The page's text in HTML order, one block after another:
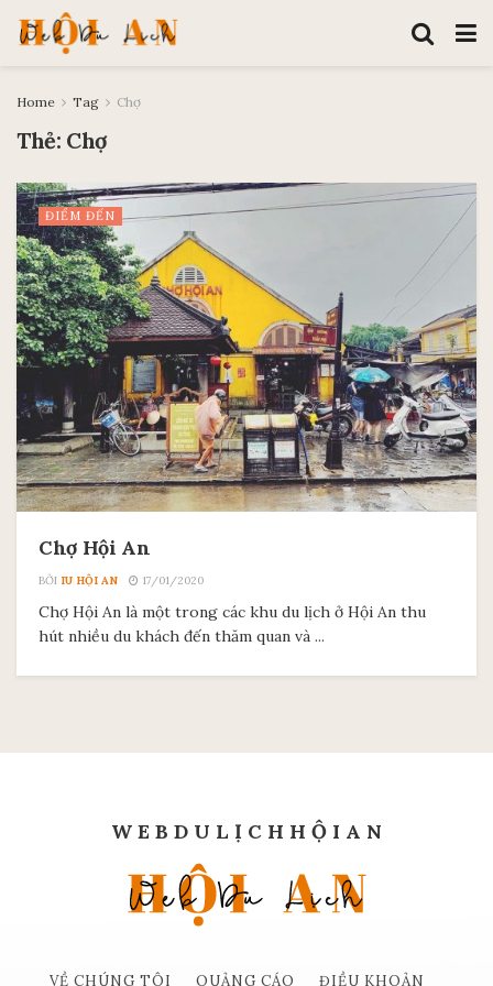
Home Tag Chợ
Thẻ: Chợ
ĐIỂM ĐẾN
Chợ Hội An
BỞI IU HỘI AN 17/01/2020
Chợ Hội An là một trong các khu du lịch ở Hội An thu
hút nhiều du khách đến thăm quan và ...
W E B D U L Ị C H H Ộ I A N
VỀ CHÚNG TÔI QUẢNG CÁO ĐIỀU KHOẢN